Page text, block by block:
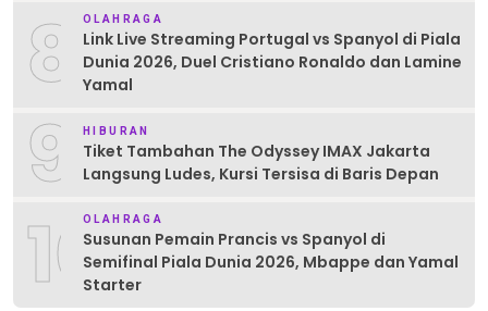
8 OLAHRAGA
Link Live Streaming Portugal vs Spanyol di Piala
Dunia 2026, Duel Cristiano Ronaldo dan Lamine
Yamal
9 HIBURAN
Tiket Tambahan The Odyssey IMAX Jakarta
Langsung Ludes, Kursi Tersisa di Baris Depan
10OLAHRAGA
Susunan Pemain Prancis vs Spanyol di
Semifinal Piala Dunia 2026, Mbappe dan Yamal
Starter